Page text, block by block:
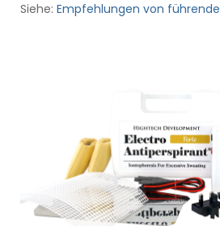
Siehe: Empfehlungen von